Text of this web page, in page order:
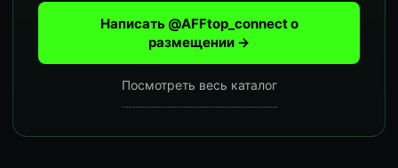
Написать @AFFtop_connect о
размещении →
Посмотреть весь каталог